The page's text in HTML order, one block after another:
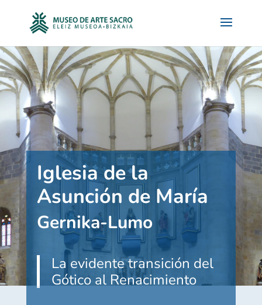
Iglesia de la
Asunción de María
Gernika-Lumo
La evidente transición del
Gótico al Renacimiento